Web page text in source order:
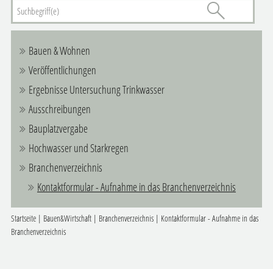
Bauen & Wohnen
Veröffentlichungen
Ergebnisse Untersuchung Trinkwasser
Ausschreibungen
Bauplatzvergabe
Hochwasser und Starkregen
Branchenverzeichnis
Kontaktformular - Aufnahme in das Branchenverzeichnis
Startseite| Bauen&Wirtschaft| Branchenverzeichnis| Kontaktformular - Aufnahme in das
Branchenverzeichnis